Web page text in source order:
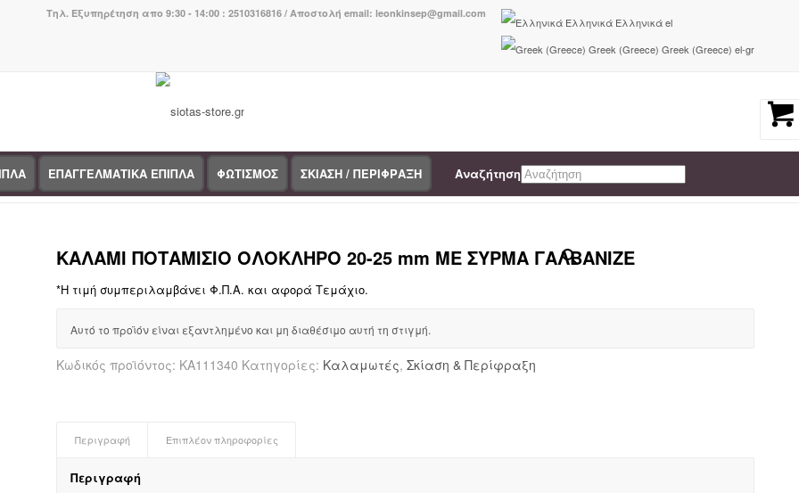
Ελληνικά Ελληνικάel
Greek (Greece) Greek (Greece) el-gr
Τηλ. Εξυπηρέτηση απο 9:30 - 14:00 : 2510316816 / Αποστολή email: leonkinsep@gmail.com
ΕΠΑΓΓΕΛΜΑΤΙΚΑ ΕΠΙΠΛΑ ΦΩΤΙΣΜΟΣ ΣΚΙΑΣΗ / ΠΕΡΙΦΡΑΞΗ Αναζήτηση
You are here: Home / Κατάστημα / Σκίαση & Περίφραξη / Καλαμωτές ΚΑΛΑΜΙ ΠΟΤΑΜΙΣΙΟ ΟΛΟΚΛΗΡΟ 20-25 mm ΜΕ ΣΥΡΜΑ ΓΑΛΒΑΝΙΖΕ...
ΚΑΛΑΜΙ ΠΟΤΑΜΙΣΙΟ ΟΛΟΚΛΗΡΟ 20-25 mm ΜΕ ΣΥΡΜΑ ΓΑΛΒΑΝΙΖΕ
*Η τιμή συμπεριλαμβάνει Φ.Π.Α. και αφορά Τεμάχιο.
Αυτό το προϊόν είναι εξαντλημένο και μη διαθέσιμο αυτή τη στιγμή.
Κωδικός προϊόντος: KA111340 Κατηγορίες: Καλαμωτές, Σκίαση & Περίφραξη
Περιγραφή Επιπλέον πληροφορίες
Περιγραφή